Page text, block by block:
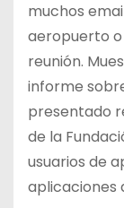
muchos
aeropuerto o
reunión.
informe
presentado
de la
usuarios de
aplicaciones